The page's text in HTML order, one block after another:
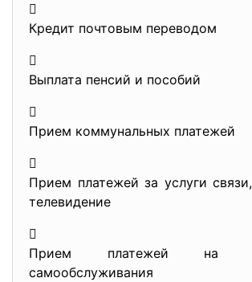

Кредит почтовым переводом

Выплата пенсий и пособий

Прием коммунальных платежей

Прием платежей за услуги
телевидение

Прием платежей на
самообслуживания